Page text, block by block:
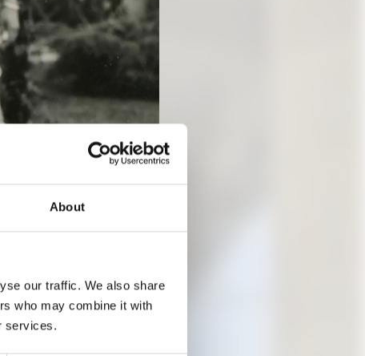
About
our traffic. We also share
who may combine it with
services.